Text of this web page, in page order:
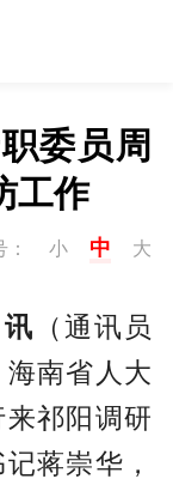
委员周
工作
小 中 大
（通讯员
南省人大
祁阳调研
蒋崇华，